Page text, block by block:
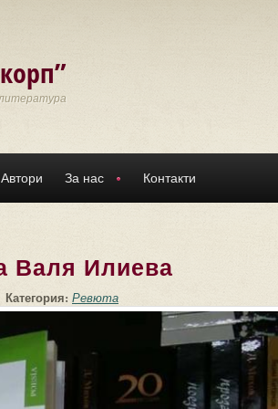
Автори За нас Контакти
Валя Илиева
Категория: Ревюта